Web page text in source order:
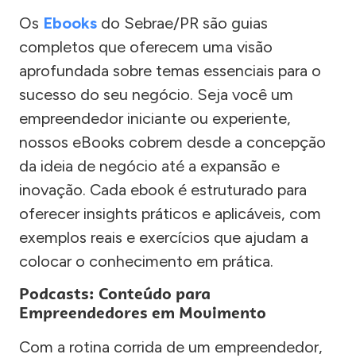
Os Ebooks do Sebrae/PR são guias
completos que oferecem uma visão
aprofundada sobre temas essenciais para o
sucesso do seu negócio. Seja você um
empreendedor iniciante ou experiente,
nossos eBooks cobrem desde a concepção
da ideia de negócio até a expansão e
inovação. Cada ebook é estruturado para
oferecer insights práticos e aplicáveis, com
exemplos reais e exercícios que ajudam a
colocar o conhecimento em prática.
Podcasts: Conteúdo para
Empreendedores em Movimento
Com a rotina corrida de um empreendedor,